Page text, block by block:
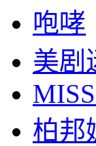
咆哮
美剧
柏邦